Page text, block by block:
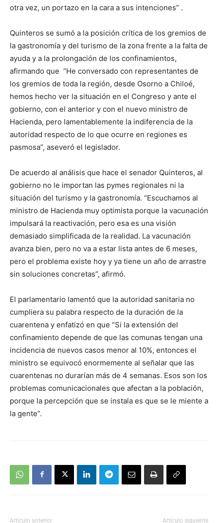
otra vez, un portazo en la cara a sus intenciones” .
Quinteros se sumó a la posición crítica de los gremios de
la gastronomía y del turismo de la zona frente a la falta de
ayuda y a la prolongación de los confinamientos,
afirmando que “He conversado con representantes de
los gremios de toda la región, desde Osorno a Chiloé,
hemos hecho ver la situación en el Congreso y ante el
gobierno, con el anterior y con el nuevo ministro de
Hacienda, pero lamentablemente la indiferencia de la
autoridad respecto de lo que ocurre en regiones es
pasmosa”, aseveró el legislador.
De acuerdo al análisis que hace el senador Quinteros, al
gobierno no le importan las pymes regionales ni la
situación del turismo y la gastronomía. “Escuchamos al
ministro de Hacienda muy optimista porque la vacunación
impulsará la reactivación, pero esa es una visión
demasiado simplificada de la realidad. La vacunación
avanza bien, pero no va a estar lista antes de 6 meses,
pero el problema existe hoy y ya tiene un año de arrastre
sin soluciones concretas”, afirmó.
El parlamentario lamentó que la autoridad sanitaria no
cumpliera su palabra respecto de la duración de la
cuarentena y enfatizó en que “Si la extensión del
confinamiento depende de que las comunas tengan una
incidencia de nuevos casos menor al 10%, entonces el
ministro se equivocó enormemente al señalar que las
cuarentenas no durarían más de 4 semanas. Esos son los
problemas comunicacionales que afectan a la población,
porque la percepción que se instala es que se le miente a
la gente”.
Artículo anterior Artículo siguiente